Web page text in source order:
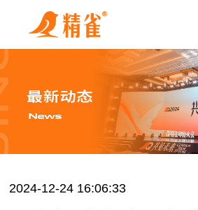
2024-12-24 16:06:33